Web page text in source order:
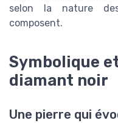
selon la nature
composent.
Symbolique
diamant noir
Une pierre qui